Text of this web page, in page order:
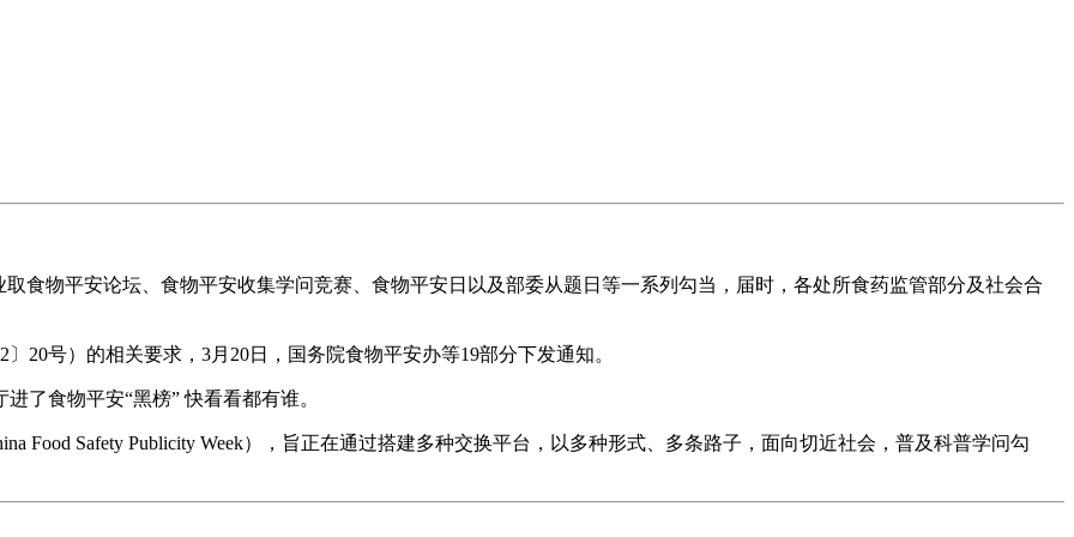
物平安论坛、食物平安收集学问竞赛、食物平安日以及部委从题日等一系列勾当，届时，各处所食药监管部分及社会合
号）的相关要求，3月20日，国务院食物平安办等19部分下发通知。
食物平安“黑榜” 快看看都有谁。
Safety Publicity Week），旨正在通过搭建多种交换平台，以多种形式、多条路子，面向切近社会，普及科普学问勾